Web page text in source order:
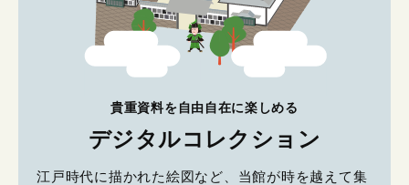
貴重資料を自由自在に楽しめる
デジタルコレクション
江戸時代に描かれた絵図など、当館が時を越えて集